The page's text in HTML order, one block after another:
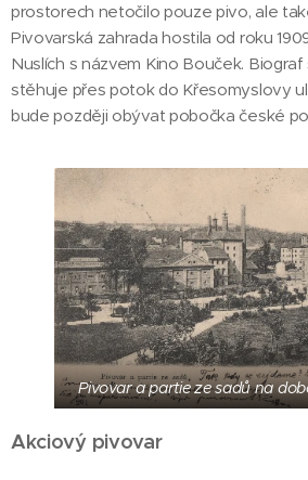
prostorech netočilo pouze pivo, ale
Pivovarská zahrada hostila od roku
Nuslích s názvem Kino Bouček. Biograf
stěhuje přes potok do Křesomyslovy
bude později obývat pobočka české
Pivovar a partie ze sadů na
Akciový pivovar